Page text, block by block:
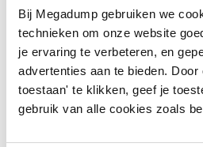
Bij Megadump gebruiken we
technieken om onze website
je ervaring te verbeteren, en
advertenties aan te bieden. Door
toestaan' te klikken, geef je
gebruik van alle cookies zoals
10 Werkdagen
37,95
Meer info